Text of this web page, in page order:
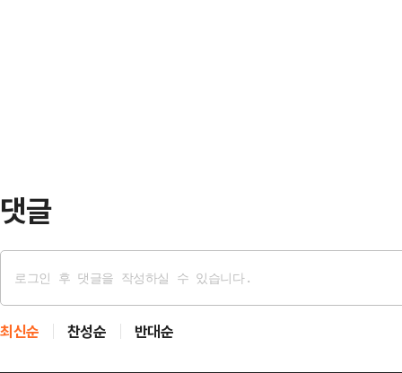
댓글
최신순 찬성순 반대순